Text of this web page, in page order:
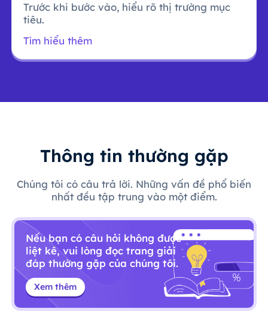
Trước khi bước vào, hiểu rõ thị trường mục
tiêu.
Tìm hiểu thêm
Thông tin thường gặp
Chúng tôi có câu trả lời. Những vấn đề phổ biến
nhất đều tập trung vào một điểm.
Nếu bạn có câu hỏi không được
liệt kê, vui lòng đọc trang giải
đáp thường gặp của chúng tôi.
Xem thêm